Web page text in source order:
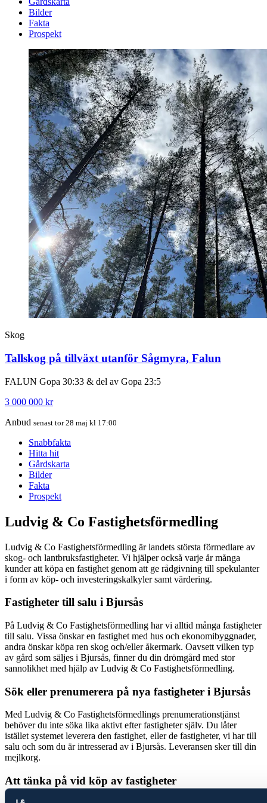
Bilder
Fakta
Prospekt
Skog
Tallskog på tillväxt utanför Sågmyra, Falun
FALUN Gopa 30:33 & del av Gopa 23:5
3 000 000 kr
Anbud senast tor 28 maj kl 17:00
Snabbfakta
Hitta hit
Gårdskarta
Bilder
Fakta
Prospekt
Ludvig & Co Fastighetsförmedling
Ludvig & Co Fastighetsförmedling är landets största förmedlare av
skog- och lantbruksfastigheter. Vi hjälper också varje år många
kunder att köpa en fastighet genom att ge rådgivning till spekulanter
i form av köp- och investeringskalkyler samt värdering.
Fastigheter till salu i Bjursås
På Ludvig & Co Fastighetsförmedling har vi alltid många fastigheter
till salu. Vissa önskar en fastighet med hus och ekonomibyggnader,
andra önskar köpa ren skog och/eller åkermark. Oavsett vilken typ
av gård som säljes i Bjursås, finner du din drömgård med stor
sannolikhet med hjälp av Ludvig & Co Fastighetsförmedling.
Sök eller prenumerera på nya fastigheter i Bjursås
Med Ludvig & Co Fastighetsförmedlings prenumerationstjänst
behöver du inte söka lika aktivt efter fastigheter själv. Du låter
istället systemet leverera den fastighet, eller de fastigheter, vi har till
salu och som du är intresserad av i Bjursås. Leveransen sker till din
mejlkorg.
Att tänka på vid köp av fastigheter